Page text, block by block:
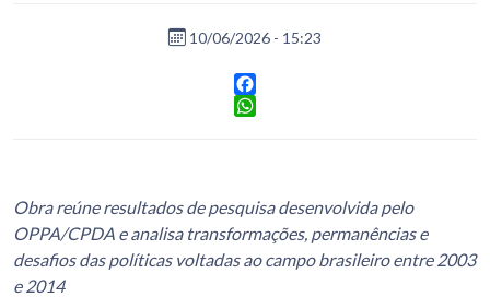
10/06/2026 - 15:23
Facebook
Obra reúne resultados de pesquisa desenvolvida pelo
OPPA/CPDA e analisa transformações, permanências e
desafios das políticas voltadas ao campo brasileiro entre 2003
e 2014